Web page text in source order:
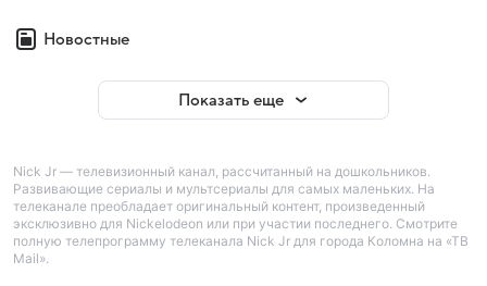
Новостные
Показать еще
Nick Jr — телевизионный канал, рассчитанный на дошкольников.
Развивающие сериалы и мультсериалы для самых маленьких. На
телеканале преобладает оригинальный контент, произведенный
эксклюзивно для Nickelodeon или при участии последнего. Смотрите
полную телепрограмму телеканала Nick Jr для города Коломна на «ТВ
Mail».